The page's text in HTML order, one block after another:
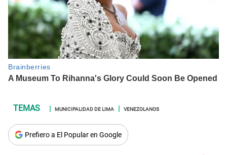
MUNICIPALIDAD DE LIMA VENEZOLANOS
Prefiero a El Popular en Google